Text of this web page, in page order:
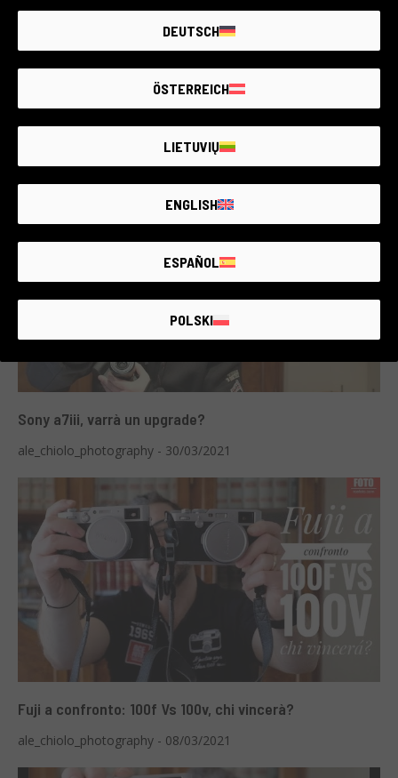
Sony 85 1 8... Ma che bella lente
ale_chiolo_photography - 06/05/2021
Sony a7iii, varrà un upgrade?
ale_chiolo_photography - 30/03/2021
Fuji a confronto: 100f Vs 100v, chi vincerà?
ale_chiolo_photography - 08/03/2021
DEUTSCH
ÖSTERREICH
LIETUVIŲ
ENGLISH
ESPAÑOL
POLSKI